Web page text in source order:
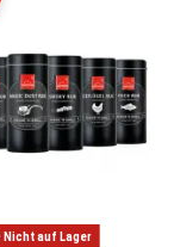
Nicht auf Lager